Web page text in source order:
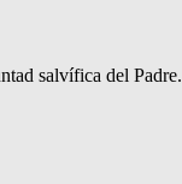
salvífica del Padre.